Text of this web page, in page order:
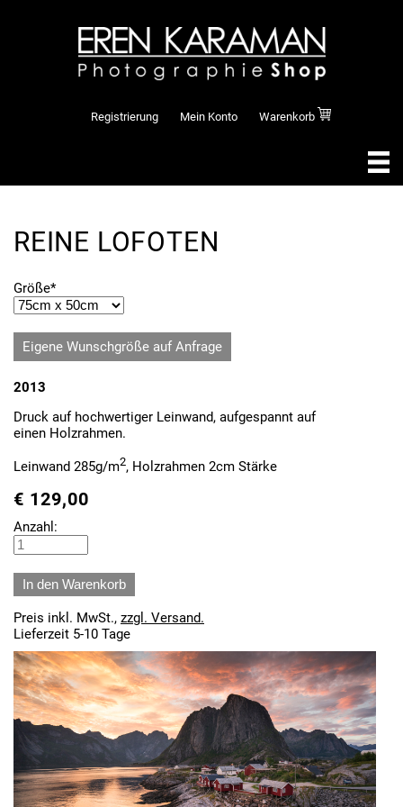
Registrierung Mein Konto Warenkorb
REINE LOFOTEN
Pflichtfeld
Größe*
Eigene Wunschgröße auf Anfrage
2013
Druck auf hochwertiger Leinwand, aufgespannt auf
einen Holzrahmen.
Leinwand 285g/m2, Holzrahmen 2cm Stärke
€ 129,00
Anzahl:
Preis inkl. MwSt., zzgl. Versand.
Lieferzeit 5-10 Tage